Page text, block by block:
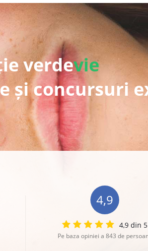
verdevie
și concursuri
4,9
4,9 din 5
Pe baza opiniei a 843 de